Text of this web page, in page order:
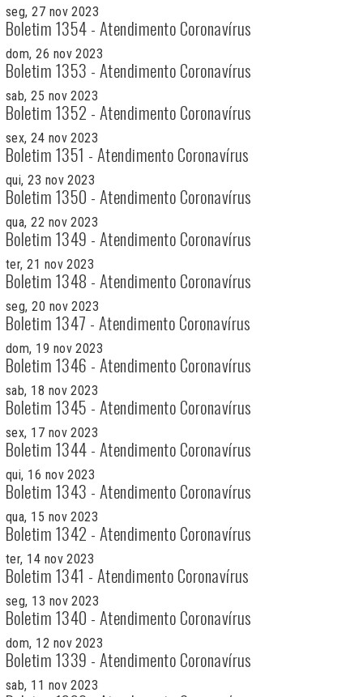
seg, 27 nov 2023
Boletim 1354 - Atendimento Coronavírus
dom, 26 nov 2023
Boletim 1353 - Atendimento Coronavírus
sab, 25 nov 2023
Boletim 1352 - Atendimento Coronavírus
sex, 24 nov 2023
Boletim 1351 - Atendimento Coronavírus
qui, 23 nov 2023
Boletim 1350 - Atendimento Coronavírus
qua, 22 nov 2023
Boletim 1349 - Atendimento Coronavírus
ter, 21 nov 2023
Boletim 1348 - Atendimento Coronavírus
seg, 20 nov 2023
Boletim 1347 - Atendimento Coronavírus
dom, 19 nov 2023
Boletim 1346 - Atendimento Coronavírus
sab, 18 nov 2023
Boletim 1345 - Atendimento Coronavírus
sex, 17 nov 2023
Boletim 1344 - Atendimento Coronavírus
qui, 16 nov 2023
Boletim 1343 - Atendimento Coronavírus
qua, 15 nov 2023
Boletim 1342 - Atendimento Coronavírus
ter, 14 nov 2023
Boletim 1341 - Atendimento Coronavírus
seg, 13 nov 2023
Boletim 1340 - Atendimento Coronavírus
dom, 12 nov 2023
Boletim 1339 - Atendimento Coronavírus
sab, 11 nov 2023